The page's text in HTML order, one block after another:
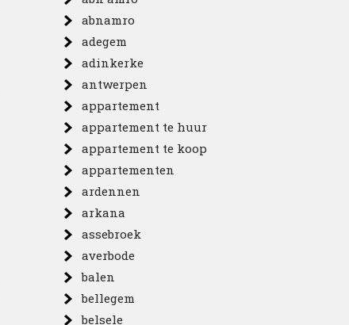
abnamro
adegem
adinkerke
antwerpen
appartement
appartement te huur
appartement te koop
appartementen
ardennen
arkana
assebroek
averbode
balen
bellegem
belsele